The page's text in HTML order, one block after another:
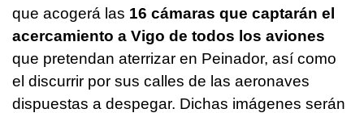
que acogerá las 16 cámaras que captarán el
acercamiento a Vigo de todos los aviones
que pretendan aterrizar en Peinador, así como
el discurrir por sus calles de las aeronaves
dispuestas a despegar. Dichas imágenes serán